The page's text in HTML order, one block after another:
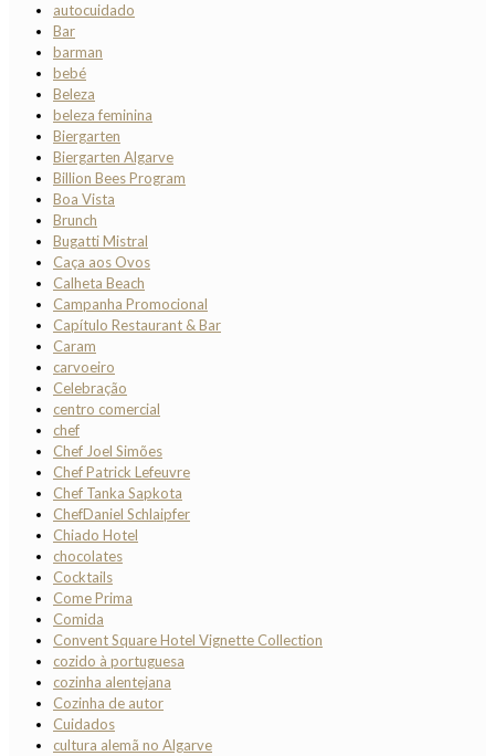
autocuidado
Bar
barman
bebé
Beleza
beleza feminina
Biergarten
Biergarten Algarve
Billion Bees Program
Boa Vista
Brunch
Bugatti Mistral
Caça aos Ovos
Calheta Beach
Campanha Promocional
Capítulo Restaurant & Bar
Caram
carvoeiro
Celebração
centro comercial
chef
Chef Joel Simões
Chef Patrick Lefeuvre
Chef Tanka Sapkota
ChefDaniel Schlaipfer
Chiado Hotel
chocolates
Cocktails
Come Prima
Comida
Convent Square Hotel Vignette Collection
cozido à portuguesa
cozinha alentejana
Cozinha de autor
Cuidados
cultura alemã no Algarve